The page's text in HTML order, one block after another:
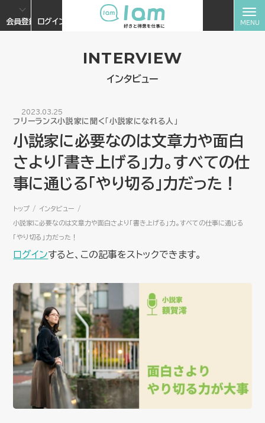
会員登録 ログイン
INTERVIEW
インタビュー
2023.03.25
フリーランス小説家に聞く「小説家になれる人」
小説家に必要なのは文章力や面白
さより「書き上げる」力。すべての仕
事に通じる「やり切る」力だった！
トップ インタビュー
小説家に必要なのは文章力や面白さより「書き上げる」力。すべての仕事に通じる
「やり切る」力だった！
ログインすると、この記事をストックできます。